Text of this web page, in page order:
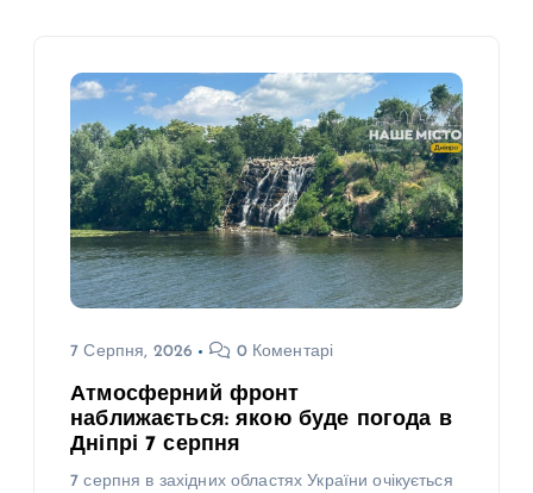
7 Серпня, 2026 0 Коментарі
Атмосферний фронт
наближається: якою буде погода в
Дніпрі 7 серпня
7 серпня в західних областях України очікується